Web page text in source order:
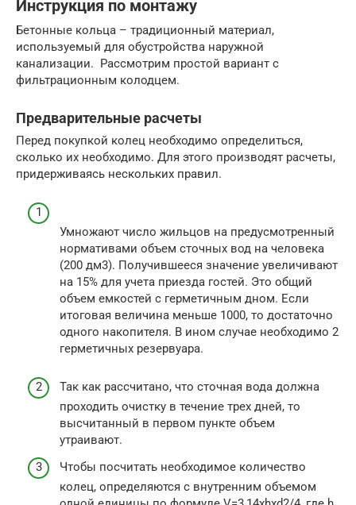
Инструкция по монтажу
Бетонные кольца – традиционный материал,
используемый для обустройства наружной
канализации. Рассмотрим простой вариант с
фильтрационным колодцем.
Предварительные расчеты
Перед покупкой колец необходимо определиться,
сколько их необходимо. Для этого производят расчеты,
придерживаясь нескольких правил.
Умножают число жильцов на предусмотренный
нормативами объем сточных вод на человека
(200 дм3). Получившееся значение увеличивают
на 15% для учета приезда гостей. Это общий
объем емкостей с герметичным дном. Если
итоговая величина меньше 1000, то достаточно
одного накопителя. В ином случае необходимо 2
герметичных резервуара.
Так как рассчитано, что сточная вода должна
проходить очистку в течение трех дней, то
высчитанный в первом пункте объем
утраивают.
Чтобы посчитать необходимое количество
колец, определяются с внутренним объемом